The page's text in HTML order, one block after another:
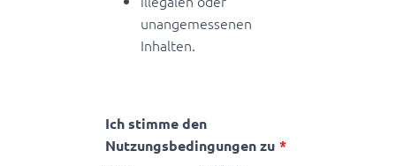
unangemessenen
Inhalten.
Ich stimme den
Nutzungsbedingungen zu